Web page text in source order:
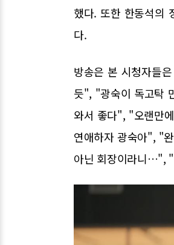
했다. 또한 한동석의
다.
방송은 본 시청자들
듯", "광숙이 독고탁
와서 좋다", "오랜만
연애하자 광숙아", "
아닌 회장이라니…", "